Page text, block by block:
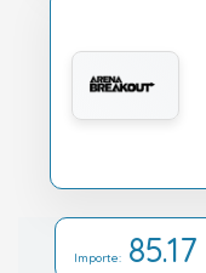
Importe: 85.17